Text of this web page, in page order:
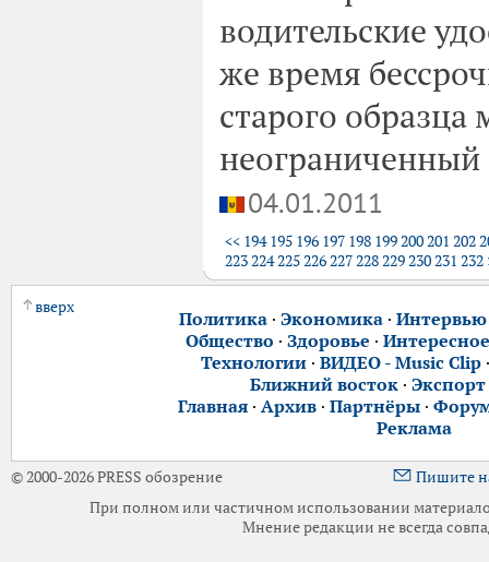
водительские
же время
старого образца
неограниченный
04.01.2011
<< 194 195 196 197 198 199200201 202
223224225226227228229230231 232
вверх
Политика· Экономика· Интервью
Общество · Здоровье · Интересное
Технологии· ВИДЕО - Music Clip
Ближний восток ·
Главная· Архив· Партнёры·
Реклама
© 2000-2026 PRESS обозрение
Пишите
При полном или частичном использовании
Мнение редакции не всегда